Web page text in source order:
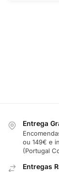
Entrega
ou 149€ e
(Portugal
Entregas